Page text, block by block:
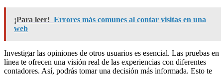
¡Para leer! Errores más comunes al contar visitas en una
web
Investigar las opiniones de otros usuarios es esencial. Las pruebas en
línea te ofrecen una visión real de las experiencias con diferentes
contadores. Así, podrás tomar una decisión más informada. Esto te